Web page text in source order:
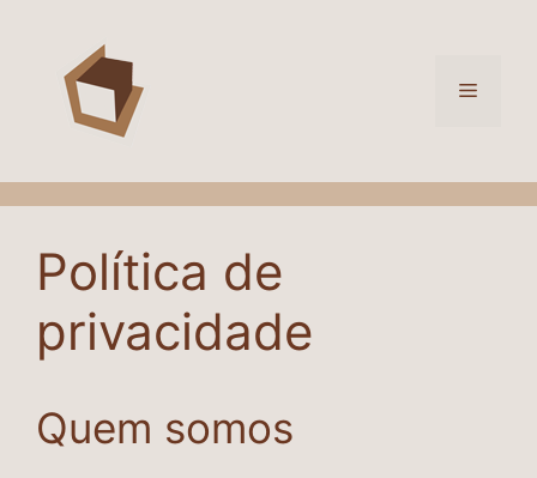
conteúdo
Menu
Política de
privacidade
Quem somos